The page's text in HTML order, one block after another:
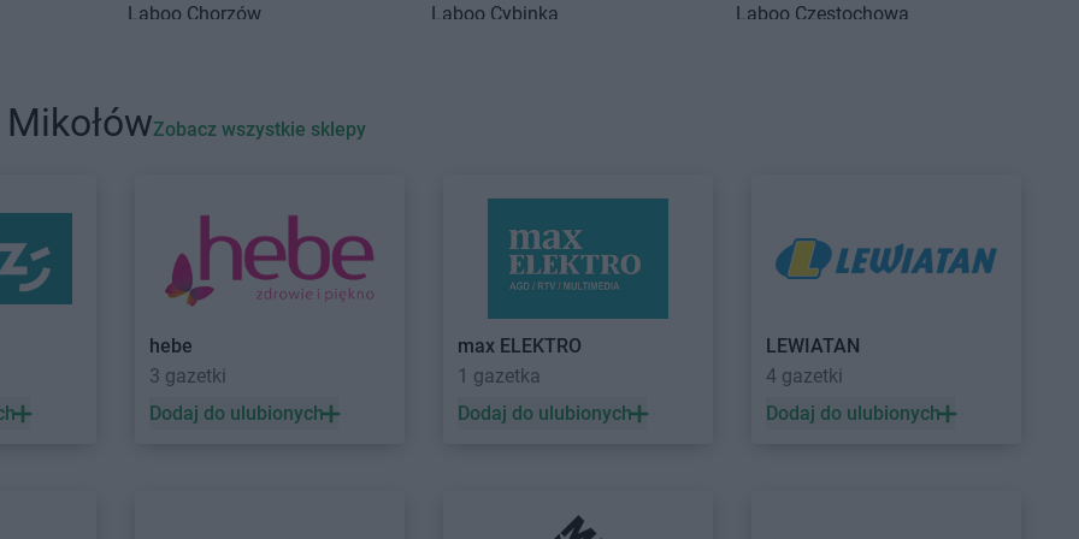
Laboo Chorzów
Laboo Cybinka
Laboo Częstochowa
Laboo Dębnica Kaszubska
Goraj
Laboo
Górowo Iławeckie
Laboo Gorzyce
Gowidlino
Grodzisk Mazowiecki
Laboo Gryfów Śląski
Laboo Grzegorzew
Laboo Hrubieszów
Laboo Imielin
Zobacz wszystkie sklepy
hebe
3 gazetki
Dodaj do ulubionych
max ELEKTRO
1 gazetka
Dodaj do ulubionych
LEWIATAN
4 gazetki
Dodaj do ulubionych